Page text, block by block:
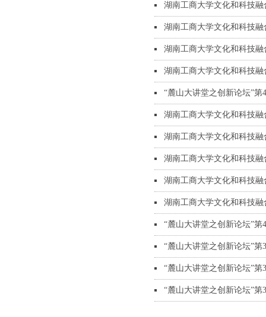
湖南工商大学文化和科技
湖南工商大学文化和科技
湖南工商大学文化和科技融
湖南工商大学文化和科技
“麓山大讲堂之创新论坛”
湖南工商大学文化和科技
湖南工商大学文化和科技
湖南工商大学文化和科技
湖南工商大学文化和科技融
湖南工商大学文化和科技融
“麓山大讲堂之创新论坛”
“麓山大讲堂之创新论坛”
“麓山大讲堂之创新论坛”
“麓山大讲堂之创新论坛”